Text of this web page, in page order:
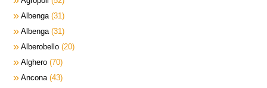
Albenga 31
Albenga 31
Alberobello 20
Alghero 70
Ancona 43